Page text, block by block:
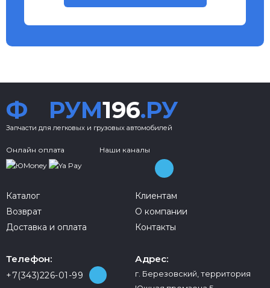
Ф РУМ196.РУ
Запчасти для легковых и грузовых автомобилей
Онлайн оплата Наши каналы
Каталог
Возврат
Доставка и оплата
Клиентам
О компании
Контакты
Телефон:
+7(343)226-01-99
Адрес:
г. Березовский, территория